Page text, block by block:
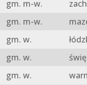
gm. m-w.
gm. m-w.
gm. w.
gm. w.
gm. w.